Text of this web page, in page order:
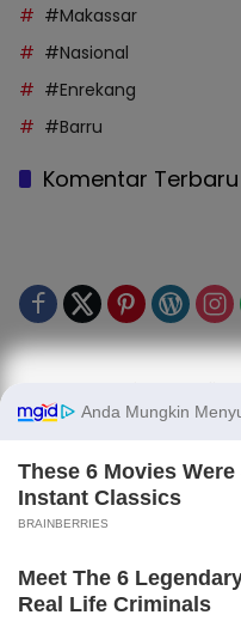
#Makassar
#Nasional
#Enrekang
#Barru
Komentar Terbaru
SOP Perlindungan Jurnalis
Pedoman Media Siber
Kode Etik Redaksi /
Copy Right 2025 | PT. TOP